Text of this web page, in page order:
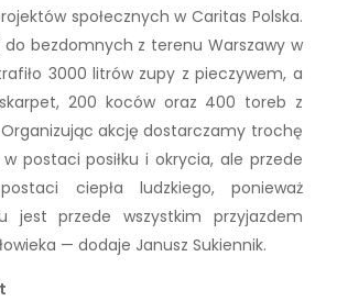
społecznych w Caritas Polska.
bezdomnych z terenu Warszawy w
3000 litrów zupy z pieczywem, a
200 koców oraz 400 toreb z
akcję dostarczamy trochę
postaci posiłku i okrycia, ale przede
ciepła ludzkiego, ponieważ
jest przede wszystkim przyjazdem
— dodaje Janusz Sukiennik.